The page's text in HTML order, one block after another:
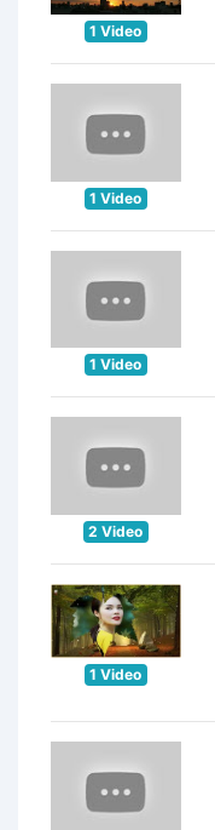
1 Video
1 Video
1 Video
2 Video
1 Video